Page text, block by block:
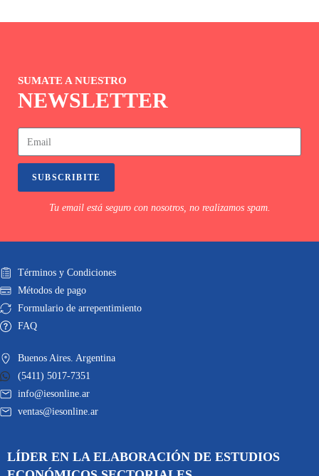
SUMATE A NUESTRO
NEWSLETTER
SUBSCRIBITE
Tu email está seguro con nosotros, no realizamos spam.
Términos y Condiciones
Métodos de pago
Formulario de arrepentimiento
FAQ
Buenos Aires. Argentina
(5411) 5017-7351
info@iesonline.ar
ventas@iesonline.ar
LÍDER EN LA ELABORACIÓN DE ESTUDIOS